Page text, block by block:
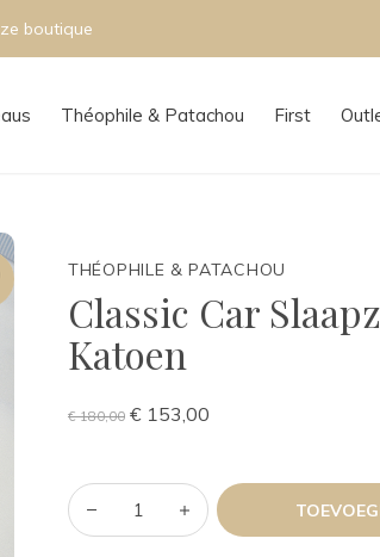
Théophile & Patachou First
boutique
THÉOPHILE & PATACHOU
Classic Car
Katoen
€ 180,00 € 153,00